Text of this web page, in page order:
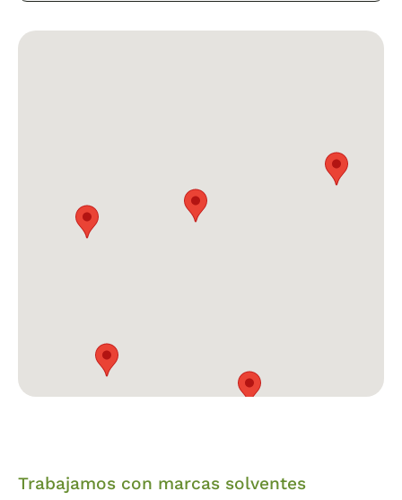
Trabajamos con marcas solventes